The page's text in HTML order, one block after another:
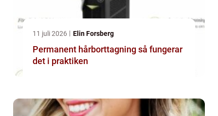
11 juli 2026 Elin Forsberg
Permanent hårborttagning så fungerar
det i praktiken